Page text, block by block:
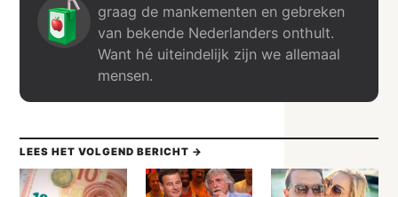
graag de mankementen en gebreken
van bekende Nederlanders onthult.
Want hé uiteindelijk zijn we allemaal
mensen.
LEES HET VOLGEND BERICHT →